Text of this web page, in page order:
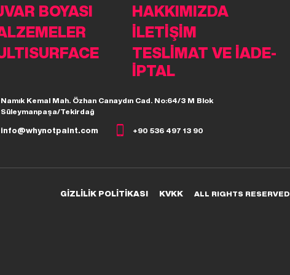
BOYASI
HAKKIMIZDA
İLETİŞİM
TESLİMAT VE İADE-
İPTAL
Namık Kemal Mah. Özhan Canaydın Cad. No:64/3 M Blok
Süleymanpaşa/Tekirdağ
info@whynotpaint.com +90 536 497 13 90
GİZLİLİK POLİTİKASI KVKK ALL RIGHTS RESERVED